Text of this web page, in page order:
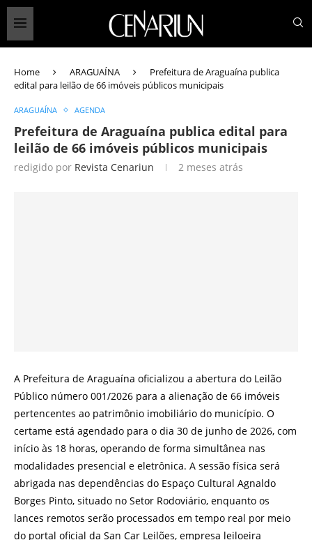
Home ARAGUAÍNA
Prefeitura de Araguaína publica
edital para leilão de 66 imóveis públicos municipais
ARAGUAÍNA AGENDA
Prefeitura de Araguaína publica edital para
leilão de 66 imóveis públicos municipais
redigido por Revista Cenariun 2 meses atrás
A Prefeitura de Araguaína oficializou a abertura do Leilão
Público número 001/2026 para a alienação de 66 imóveis
pertencentes ao patrimônio imobiliário do município. O
certame está agendado para o dia 30 de junho de 2026, com
início às 18 horas, operando de forma simultânea nas
modalidades presencial e eletrônica. A sessão física será
abrigada nas dependências do Espaço Cultural Agnaldo
Borges Pinto, situado no Setor Rodoviário, enquanto os
lances remotos serão processados em tempo real por meio
do portal oficial da San Car Leilões, empresa leiloeira